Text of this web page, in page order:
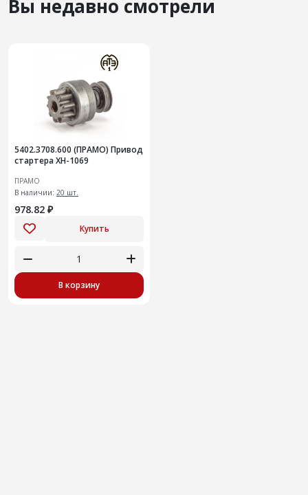
Вы недавно смотрели
5402.3708.600 (ПРАМО) Привод
стартера XH-1069
ПРАМО
В наличии: 20 шт.
978.82 ₽
Купить
В корзину